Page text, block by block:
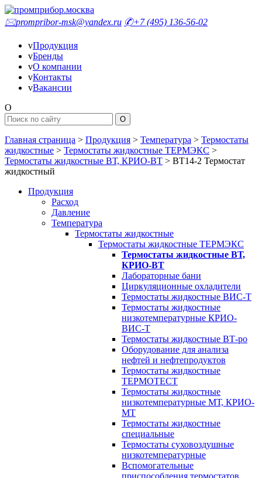
🖂prompribor-msk@yandex.ru ✆+7 (495) 136-56-02
vПродукция
vБренды
vО компании
vКонтакты
vВакансии
O
Главная страница > Продукция > Температура > Термостаты
жидкостные > Термостаты жидкостные ТЕРМЭКС >
Термостаты жидкостные ВТ, КРИО-ВТ > ВТ14-2 Термостат
жидкостный
Продукция
Расход
Давление
Температура
Термостаты жидкостные
Термостаты жидкостные ТЕРМЭКС
Термостаты жидкостные ВТ,
КРИО-ВТ
Лабораторные бани
Циркуляционные охладители
Термостаты жидкостные ВИС‑Т
Термостаты жидкостные
низкотемпературные КРИО-
ВИС-Т
Термостаты жидкостные ВТ-ро
Оборудование для анализа
нефтей и нефтепродуктов
Термостаты жидкостные
ТЕРМОТЕСТ
Термостаты жидкостные
низкотемпературные МТ, КРИО-
МТ
Термостаты жидкостные
специальные
Термостаты суховоздушные
низкотемпературные
Вспомогательные
приспособления термостатов